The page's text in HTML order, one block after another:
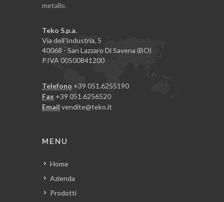
metallo.
Teko S.p.a.
Via dell'Industria, 5
40068 - San Lazzaro Di Savena (BO)
P.IVA 00500841200
Telefono +39 051.6255190
Fax +39 051.6256520
Email vendite@teko.it
MENU
Home
Azienda
Prodotti